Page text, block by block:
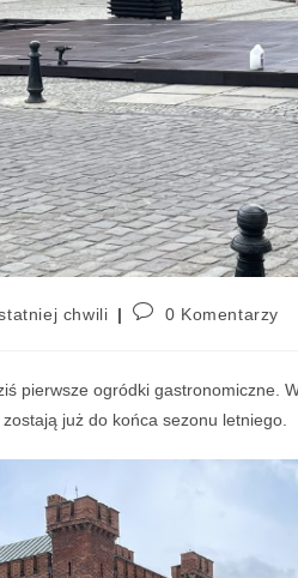
chwili 0 Komentarzy
pierwsze ogródki gastronomiczne.
już do końca sezonu letniego.